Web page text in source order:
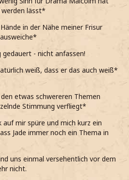
lässt*
in der Nähe meiner Frisur
gedauert - nicht anfassen!
weiß, dass er das auch weiß*
etwas schwereren Themen
Stimmung verfliegt*
mir spüre und mich kurz ein
Jade immer noch ein Thema in
uns einmal versehentlich vor dem
nicht.